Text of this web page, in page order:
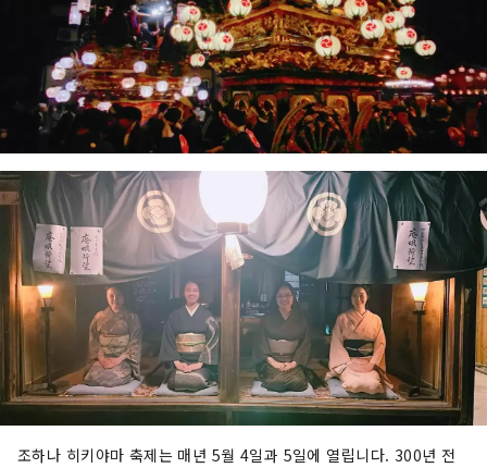
조하나 히키야마 축제는 매년 5월 4일과 5일에 열립니다. 300년 전